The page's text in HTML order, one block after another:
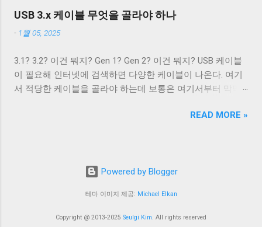
할 수 있다. 이외에도 구형 Mac OS 처럼 동작하게 해주는
OCRNL 플래그나 탭문자( 0x09 , \t )를...
핀을 가져 최대 12개의 선을 연결할 수 있는 Type C 컨넥터는
야 한다. 그렇지 않으면 다음과 같이 Type C - Type C 케이블
이지만 최대 전송 속도가 480 Mbps인 케이블을 만나게 된다.
USB 2.0 Type C 케이블도 존재한다. Type A 컨넥터는 상황이
설계됐다. 하지만 Type B와는 다르게 Type A 컨넥터는 너무
USB를 전원 공급을 위해 이용하려는 목적은 아니었다. 따라
서 저전력 기기가 아닌 외장 하드 같은 디바이스는 별도의 전
원 공급을 필요로 했고, USB를 통한 전원 충전은 USB가 본래
지만 iPod을 비롯한 많은 MP3 플레이어나 PMP 플레이어들
이 이를 이용한 충전 기능을 가지고 나왔다. 어차피 데이터 통
신을 위해 USB 포트가 필요하니 별도의 충전 포트를 만드는
게 만들 수 있었기 때문이다. 결국 브랜드마다 독자적인 USB
표준의 영역으로 가지고 왔다. SDP DCP CDP 데이터 전송 가
능 데이터 전송 불가 데이터 전송 가능 최대 0.5A(USB 2.0) 최
D+/D- 쇼트 D+/D- 라인에 독립적으로 전압을 가해 핸드셰이
USB 3.x 케이블 무엇을 골라야 하나
- 1월 05, 2025
3.1? 3.2? 이건 뭐지? Gen 1? Gen 2? 이건 뭐지? USB 케이블
이 필요해 인터넷에 검색하면 다양한 케이블이 나온다. 여기
서 적당한 케이블을 골라야 하는데 보통은 여기서부터 막막
무슨 차이가 있을까? 3.2 Gen 1은 3.1 Gen 2보다 좋은 것일
보다 발전된 것으로 보인다. 하지만 USB 3.2에서 규정하는 모
은 아니다. 그 이유는 이들 표준이 이전 버전을 포함하는 방식
으로 설계됐기 때문이다. 예를 들어, USB 3.1 표준은 USB 3.0
READ MORE »
Powered by Blogger
테마 이미지 제공: Michael Elkan
Copyright @ 2013-2025 Seulgi Kim. All rights reserved